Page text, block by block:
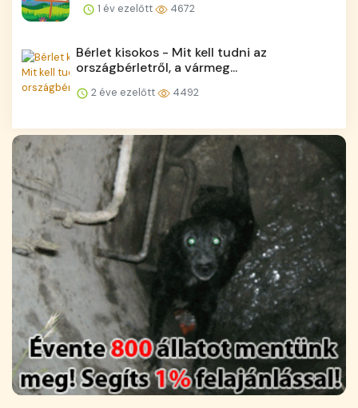
1 év ezelőtt 4672
Bérlet kisokos - Mit kell tudni az
országbérletről, a vármeg...
2 éve ezelőtt 4492